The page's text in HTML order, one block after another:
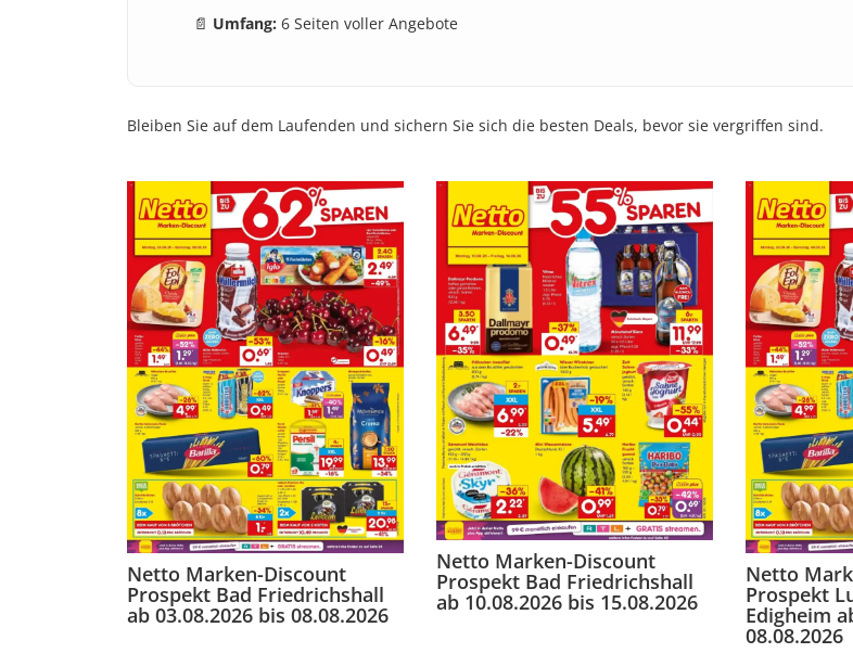
📄 Umfang: 6 Seiten voller Angebote
Bleiben Sie auf dem Laufenden und sichern Sie sich die besten Deals, bevor sie vergriffen sind.
Netto Marken-Discount
Prospekt Bad Friedrichshall
ab 03.08.2026 bis 08.08.2026
Netto Marken-Discount
Prospekt Bad Friedrichshall
ab 10.08.2026 bis 15.08.2026
Netto
Prospekt
Edigheim
08.08.2026